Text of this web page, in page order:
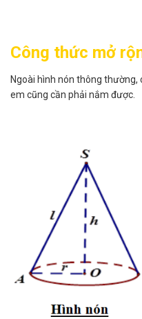
Công thức mở
Ngoài hình nón thông
em cũng cần phải nắm được.